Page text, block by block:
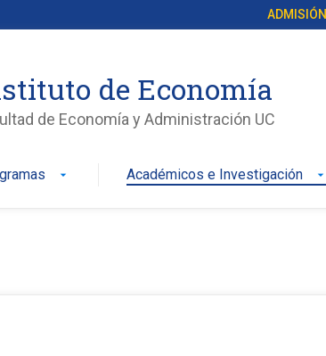
ADMISIÓN
de Economía
de Economía y Administración UC
arrow_drop_down Académicos e Investigación arrow_drop_down